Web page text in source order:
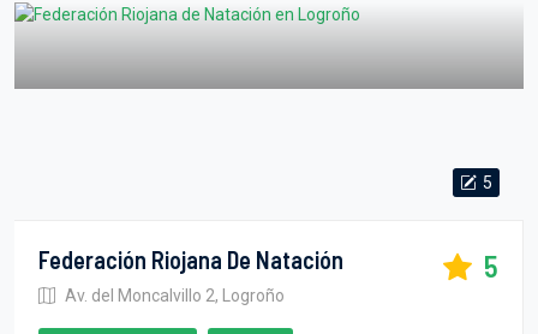
5
Federación Riojana De Natación
Av. del Moncalvillo 2, Logroño
5